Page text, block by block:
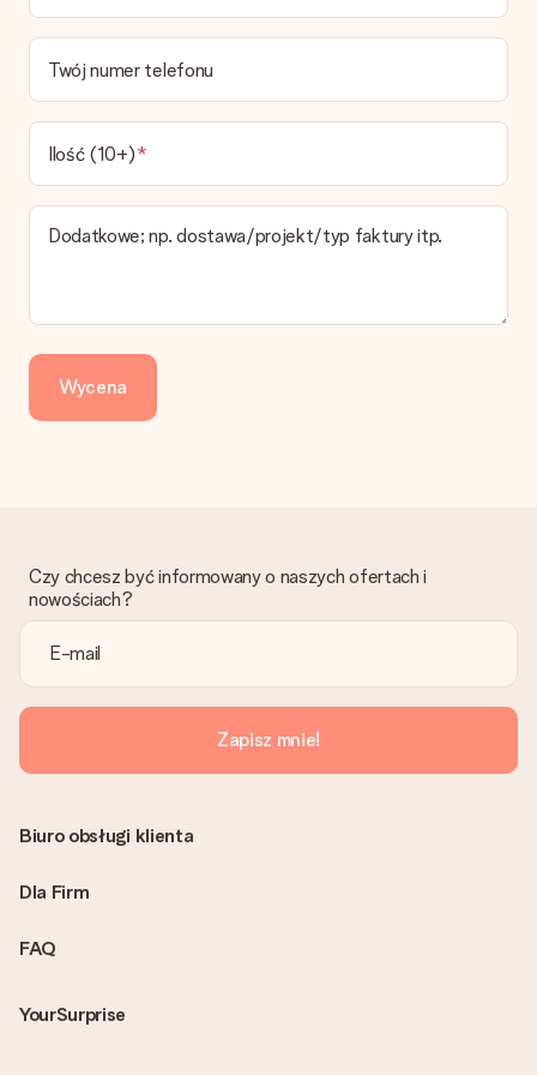
Jaki jest czas dostawy i kiedy otrzymam mój prezent?
Przewidywany czas dostawy można znaleźć na stronie
produktu.
Jakie opcje dostawy mogę wybrać?
W koszyku zamówień mamy kilka opcji dostawy. Termin
pokazany na stronie produktu odnosi się do najtańszej i
najwolniejszej formy wysyłki.
Zapłata
Dotpay, karta kredytowa, lub przelew bankowy. W przypadku
dni przedłużenia dostawy - kwota musi zostać zaksięgowana,
aby zamówienie trafiło do produkcji. Robiąc przelew, należy
wybrać Przelew Krajowy Europejski.
Czy faktura jest wysyłana razem z zamówieniem?
Żaden rachunek lub faktura nie jest wysyłany z zamówieniem.
Możesz ją również znaleźć na koncie MySurprise. Dzięki temu
możesz wysłać prezent bezpośrednio do odbiorcy, co będzie
prawdziwą niespodzianką!
Twój numer telefonu
Ilość (10+)
Dodatkowe; np. dostawa/projekt/typ faktury itp.
Wycena
Czy chcesz być informowany o naszych ofertach i
nowościach?
Zapisz mnie!
FAQ
YourSurprise
Biuro obsługi klienta
Dla Firm